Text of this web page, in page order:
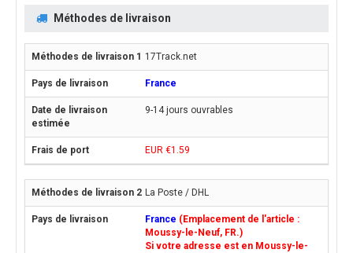
Méthodes de livraison
17Track.net
France
9-14 jours ouvrables
EUR €1.59
La Poste / DHL
France (Emplacement de l'article :
Moussy-le-Neuf, FR.)
Si votre adresse est en Moussy-le-